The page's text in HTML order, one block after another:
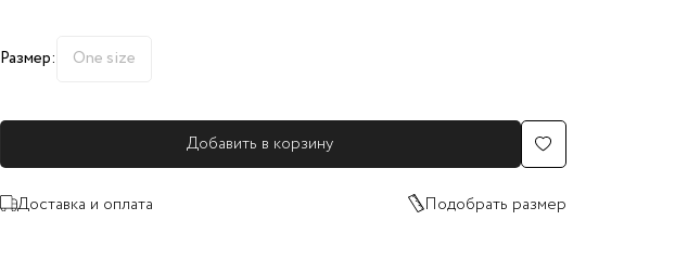
Размер: One size
Добавить в корзину
Доставка и оплата Подобрать размер